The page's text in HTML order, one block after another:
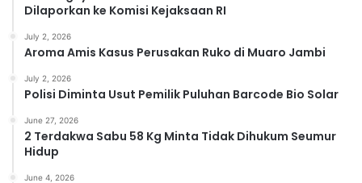
Dilaporkan ke Komisi Kejaksaan RI
July 2, 2026
Aroma Amis Kasus Perusakan Ruko di Muaro Jambi
July 2, 2026
Polisi Diminta Usut Pemilik Puluhan Barcode Bio Solar
June 27, 2026
2 Terdakwa Sabu 58 Kg Minta Tidak Dihukum Seumur
Hidup
June 4, 2026